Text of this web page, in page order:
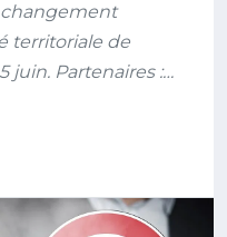
changement
territoriale de
juin. Partenaires :…